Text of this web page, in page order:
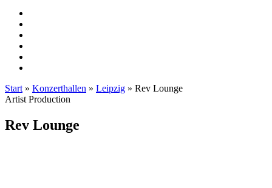
Start » Konzerthallen » Leipzig » Rev Lounge
Artist Production
Rev Lounge